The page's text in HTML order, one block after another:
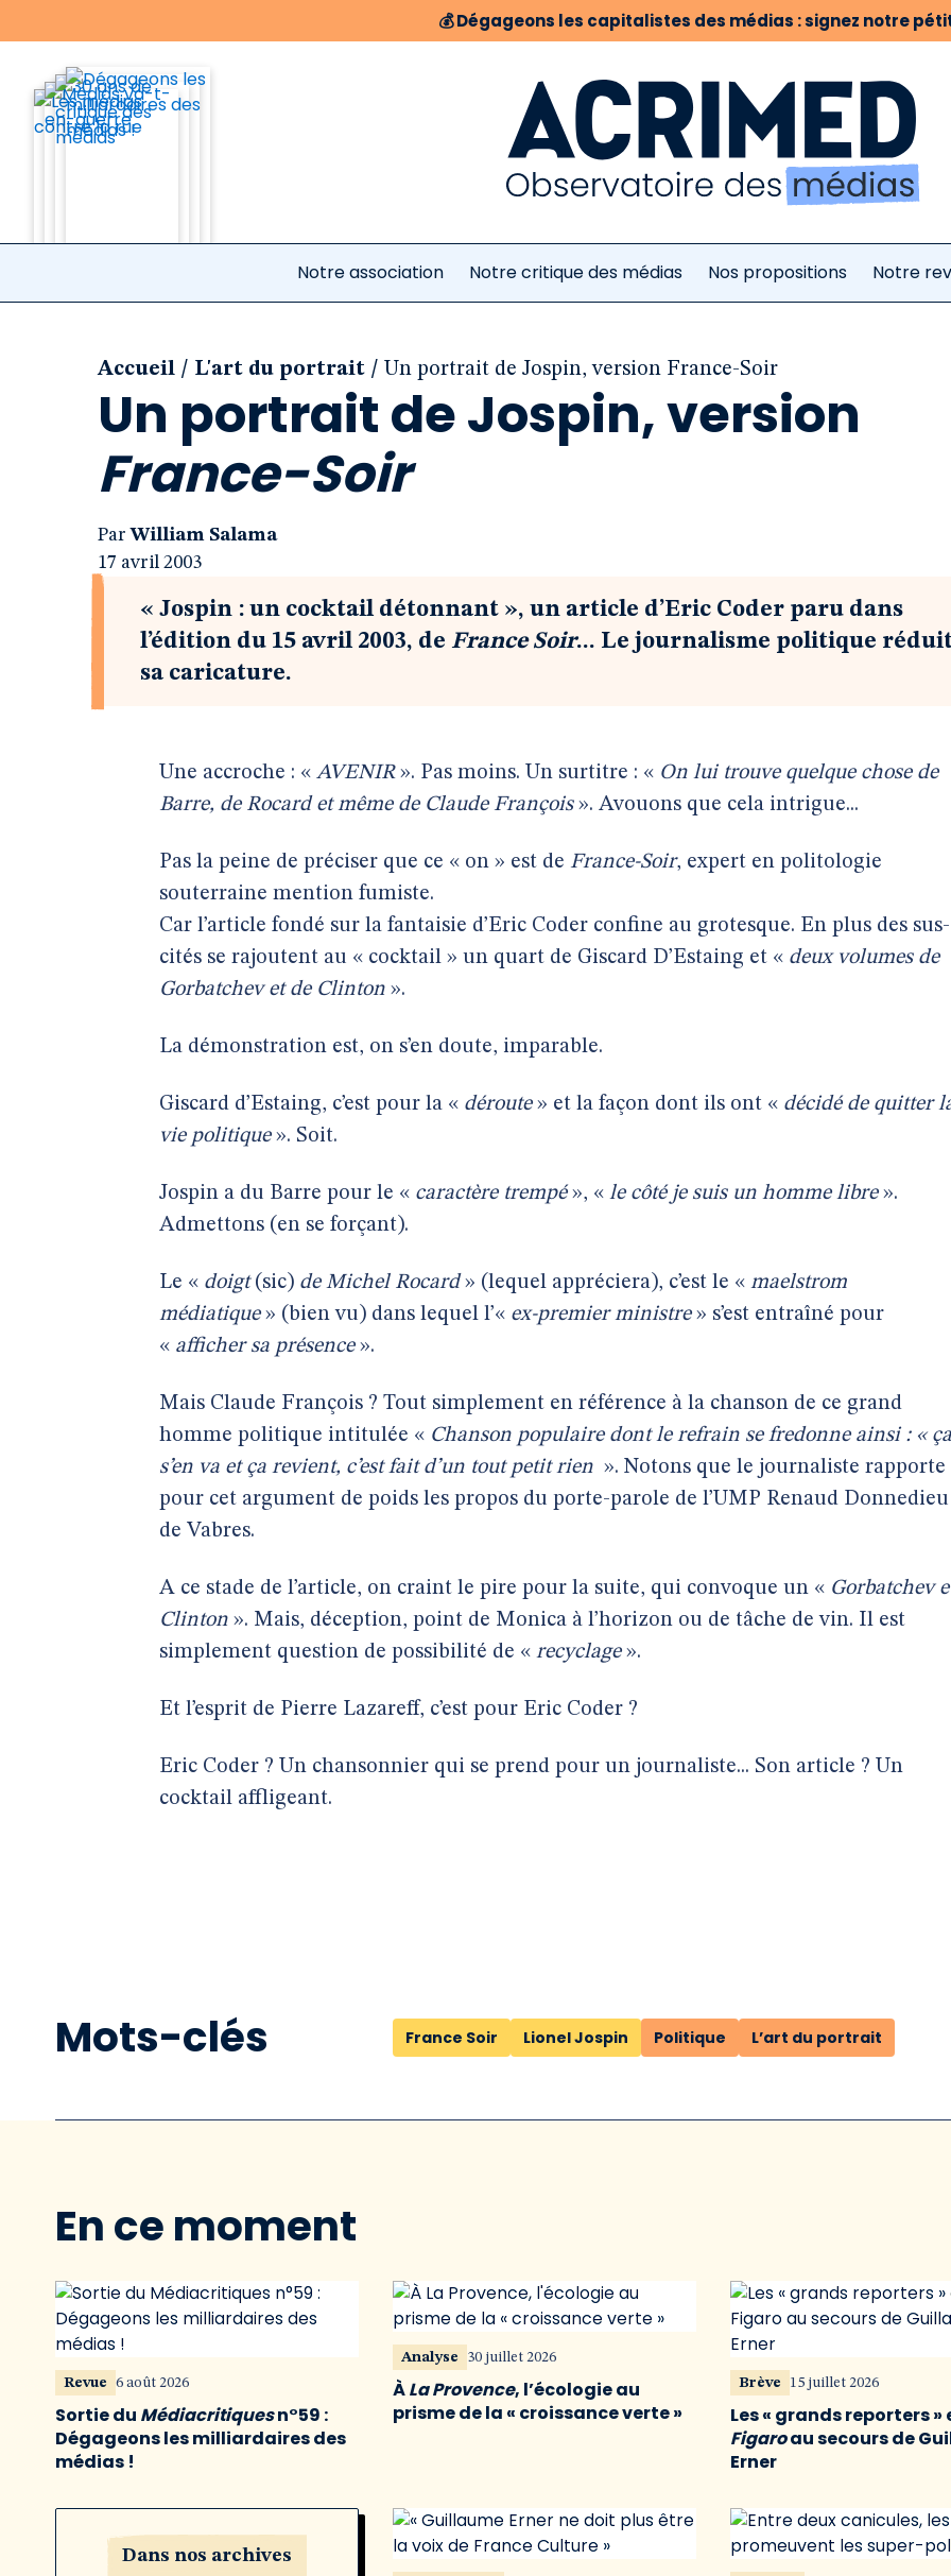
💰Dégageons les capitalistes des médias : signez notre
Notre association Notre critique des médias Nos propositions Notre
Accueil / L'art du portrait / Un portrait de Jospin, version France-Soir
Un portrait de Jospin, version
France-Soir
ParWilliam Salama
17 avril 2003
« Jospin : un cocktail détonnant », un article d’Eric Coder paru dans
l’édition du 15 avril 2003, de France Soir... Le journalisme politique
sa caricature.
Une accroche : « AVENIR». Pas moins. Un surtitre : « On lui trouve quelque chose de
Barre, de Rocard et même de Claude François». Avouons que cela intrigue...
Pas la peine de préciser que ce « on » est de France-Soir, expert en politologie
souterraine mention fumiste.
Car l’article fondé sur la fantaisie d’Eric Coder confine au grotesque. En plus des sus-
cités se rajoutent au « cocktail » un quart de Giscard D’Estaing et « deux volumes de
Gorbatchev et de Clinton ».
La démonstration est, on s’en doute, imparable.
Giscard d’Estaing, c’est pour la « déroute» et la façon dont ils ont « décidé de quitter
vie politique». Soit.
Jospin a du Barre pour le « caractère trempé», « le côté je suis un homme libre».
Admettons (en se forçant).
Le « doigt (sic) de Michel Rocard» (lequel appréciera), c’est le « maelstrom
médiatique» (bien vu) dans lequel l’« ex-premier ministre» s’est entraîné pour
« afficher sa présence».
Mais Claude François ? Tout simplement en référence à la chanson de ce grand
homme politique intitulée « Chanson populaire dont le refrain se fredonne ainsi : « ça
s’en va et ça revient, c’est fait d’un tout petit rien ». Notons que le journaliste rapporte
pour cet argument de poids les propos du porte-parole de l’UMP Renaud Donnedieu
de Vabres.
A ce stade de l’article, on craint le pire pour la suite, qui convoque un « Gorbatchev
Clinton ». Mais, déception, point de Monica à l’horizon ou de tâche de vin. Il est
simplement question de possibilité de « recyclage».
Et l’esprit de Pierre Lazareff, c’est pour Eric Coder ?
Eric Coder ? Un chansonnier qui se prend pour un journaliste... Son article ? Un
cocktail affligeant.
Mots-clés France Soir Lionel Jospin Politique L’art du portrait
En ce moment
Revue 6 août 2026
Sortie du Médiacritiquesn°59 :
Dégageons les milliardaires des
médias !
Analyse 30 juillet 2026
ÀLa Provence, l’écologie au
prisme de la « croissance verte »
Brève 15 juillet 2026
Les « grands reporters »
Figaroau secours de
Erner
Dans nos archives